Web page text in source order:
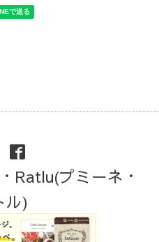
Ratlu(プミーネ・
ル)